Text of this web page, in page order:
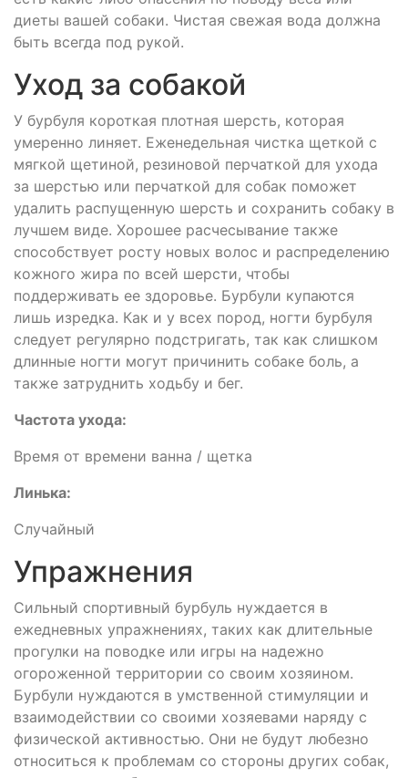
диеты вашей собаки. Чистая свежая вода должна
быть всегда под рукой.
Уход за собакой
У бурбуля короткая плотная шерсть, которая
умеренно линяет. Еженедельная чистка щеткой с
мягкой щетиной, резиновой перчаткой для ухода
за шерстью или перчаткой для собак поможет
удалить распущенную шерсть и сохранить собаку в
лучшем виде. Хорошее расчесывание также
способствует росту новых волос и распределению
кожного жира по всей шерсти, чтобы
поддерживать ее здоровье. Бурбули купаются
лишь изредка. Как и у всех пород, ногти бурбуля
следует регулярно подстригать, так как слишком
длинные ногти могут причинить собаке боль, а
также затруднить ходьбу и бег.
Частота ухода:
Время от времени ванна / щетка
Линька:
Случайный
Упражнения
Сильный спортивный бурбуль нуждается в
ежедневных упражнениях, таких как длительные
прогулки на поводке или игры на надежно
огороженной территории со своим хозяином.
Бурбули нуждаются в умственной стимуляции и
взаимодействии со своими хозяевами наряду с
физической активностью. Они не будут любезно
относиться к проблемам со стороны других собак,